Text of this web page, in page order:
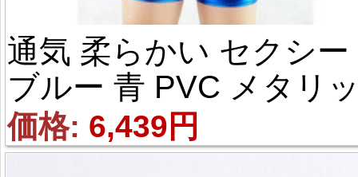
通気 柔らかい セクシー
ブルー 青 PVC メタリ
ク 袖なし 顔出し 半パー
ツ 水着 全身タイツ
価格: 6,439円